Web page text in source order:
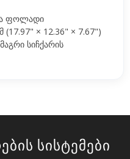
ფოლადი
(17.97" × 12.36" × 7.67")
სიჩქარის
Სისტემები